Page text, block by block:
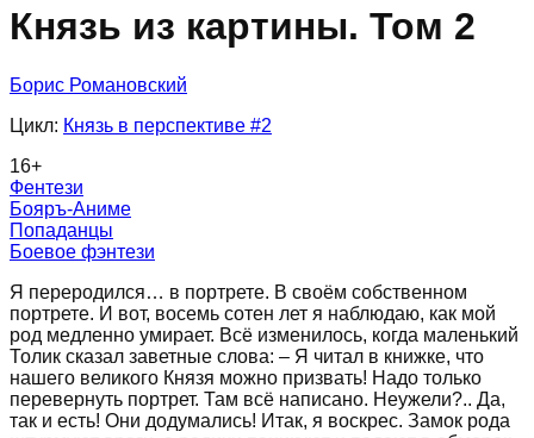
Князь из картины. Том 2
Борис Романовский
Цикл: Князь в перспективе #2
16+
Фентези
Бояръ-Аниме
Попаданцы
Боевое фэнтези
Я переродился… в портрете. В своём собственном
портрете. И вот, восемь сотен лет я наблюдаю, как мой
род медленно умирает. Всё изменилось, когда маленький
Толик сказал заветные слова: – Я читал в книжке, что
нашего великого Князя можно призвать! Надо только
перевернуть портрет. Там всё написано. Неужели?.. Да,
так и есть! Они додумались! Итак, я воскрес. Замок рода